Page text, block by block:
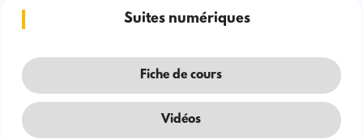
Suites numériques
Fiche de cours
Vidéos